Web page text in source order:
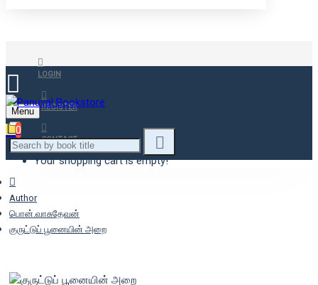
LOGIN
REGISTER
CONTACT
Menu
0
Your shopping cart is empty!
Author
பொன்.வாசுதேவன்
குருட்டுப் பூனையின் அறை